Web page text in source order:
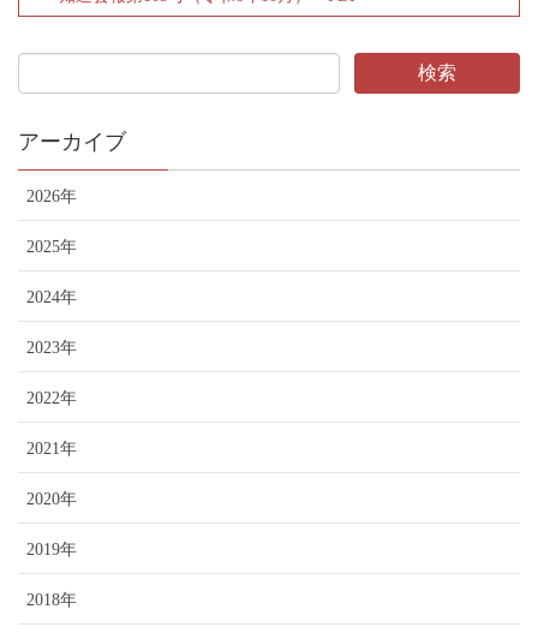
アーカイブ
2026年
2025年
2024年
2023年
2022年
2021年
2020年
2019年
2018年